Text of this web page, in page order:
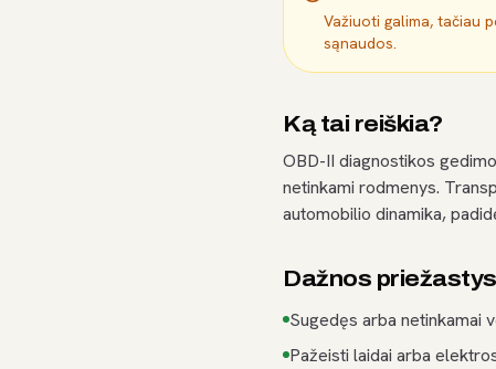
Važiuoti galima, tačiau
sąnaudos.
Ką tai reiškia?
OBD-II diagnostikos
netinkami rodmenys.
automobilio dinamika,
Dažnos priežastys
Sugedęs arba netinkamai
Pažeisti laidai arba